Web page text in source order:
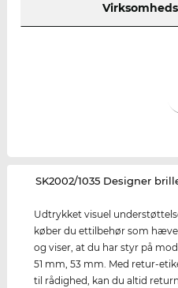
‌SK2002/1035 Designer
Udtrykket visuel
køber du ettilbehør som
og viser, at du har styr på
51 mm, 53 mm. Med retur-
til rådighed, kan du altid